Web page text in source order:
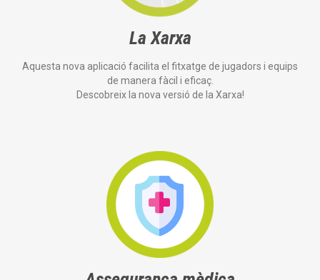
La Xarxa
Aquesta nova aplicació facilita el fitxatge de jugadors i equips
de manera fàcil i eficaç.
Descobreix la nova versió de la Xarxa!